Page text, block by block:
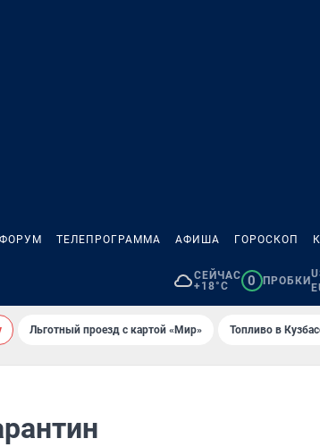
ФОРУМ ТЕЛЕПРОГРАММА АФИША ГОРОСКОП
СЕЙЧАС
+18°C
0 ПРОБКИ
Льготный проезд с картой «Мир» Топливо в